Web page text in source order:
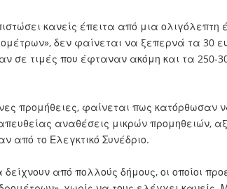
κανείς έπειτα από μια ολιγόλεπτη
δεν φαίνεται να ξεπερνά τα 30
σε τιμές που έφταναν ακόμη και τα
προμήθειες, φαίνεται πως κατόρθωσαν
αναθέσεις μικρών προμηθειών,
από το Ελεγκτικό Συνέδριο.
από πολλούς δήμους, οι οποίοι